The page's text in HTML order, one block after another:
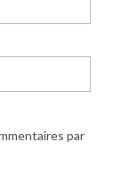
par